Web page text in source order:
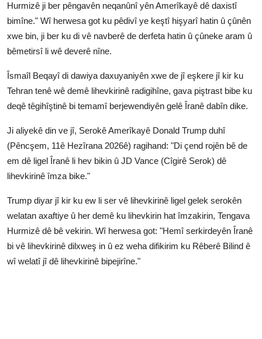
Hurmizê ji ber pêngavên neqanûnî yên Amerîkayê dê daxistî
bimîne." Wî herwesa got ku pêdivî ye keştî hişyarî hatin û çûnên
xwe bin, ji ber ku di vê navberê de derfeta hatin û çûneke aram û
bêmetirsî li wê deverê nîne.
Îsmaîl Beqayî di dawiya daxuyaniyên xwe de jî eşkere jî kir ku
Tehran tenê wê demê lihevkirinê radigihîne, gava piştrast bibe ku
deqê têgihîştinê bi temamî berjewendiyên gelê Îranê dabîn dike.
Ji aliyekê din ve jî, Serokê Amerîkayê Donald Trump duhî
(Pêncşem, 11ê Hezîrana 2026ê) ragihand: "Di çend rojên bê de
em dê ligel Îranê li hev bikin û JD Vance (Cîgirê Serok) dê
lihevkirinê îmza bike."
Trump diyar jî kir ku ew li ser vê lihevkirinê ligel gelek serokên
welatan axaftiye û her demê ku lihevkirin hat îmzakirin, Tengava
Hurmizê dê bê vekirin. Wî herwesa got: "Hemî serkirdeyên Îranê
bi vê lihevkirinê dilxweş in û ez weha difikirim ku Rêberê Bilind ê
wî welatî jî dê lihevkirinê bipejirîne."